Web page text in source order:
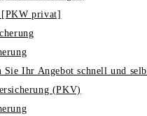
[PKW privat]
Sie Ihr Angebot schnell und
(PKV)